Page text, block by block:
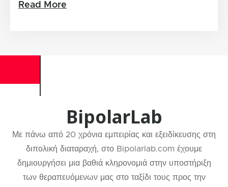
Read More
BipolarLab
Με πάνω από 20 χρόνια εμπειρίας και εξειδίκευσης στη
διπολική διαταραχή, στο Bipolarlab.com έχουμε
δημιουργήσει μια βαθιά κληρονομιά στην υποστήριξη
των θεραπευόμενων μας στο ταξίδι τους προς την